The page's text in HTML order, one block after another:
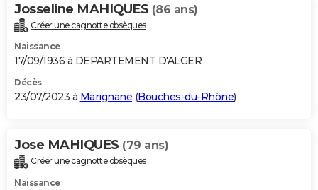
Josseline MAHIQUES (86 ans)
Créer une cagnotte obsèques
Naissance
17/09/1936 à DEPARTEMENT D'ALGER
Décès
23/07/2023 à Marignane (Bouches-du-Rhône)
Jose MAHIQUES (79 ans)
Créer une cagnotte obsèques
Naissance